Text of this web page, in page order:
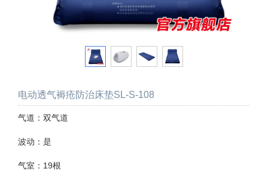
电动透气褥疮防治床垫SL-S-108
气道：双气道
波动：是
气室：19根